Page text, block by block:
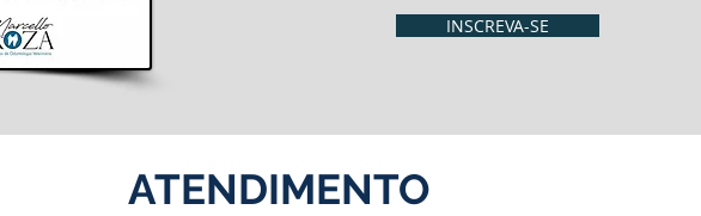
INSCREVA-SE
ATENDIMENTO